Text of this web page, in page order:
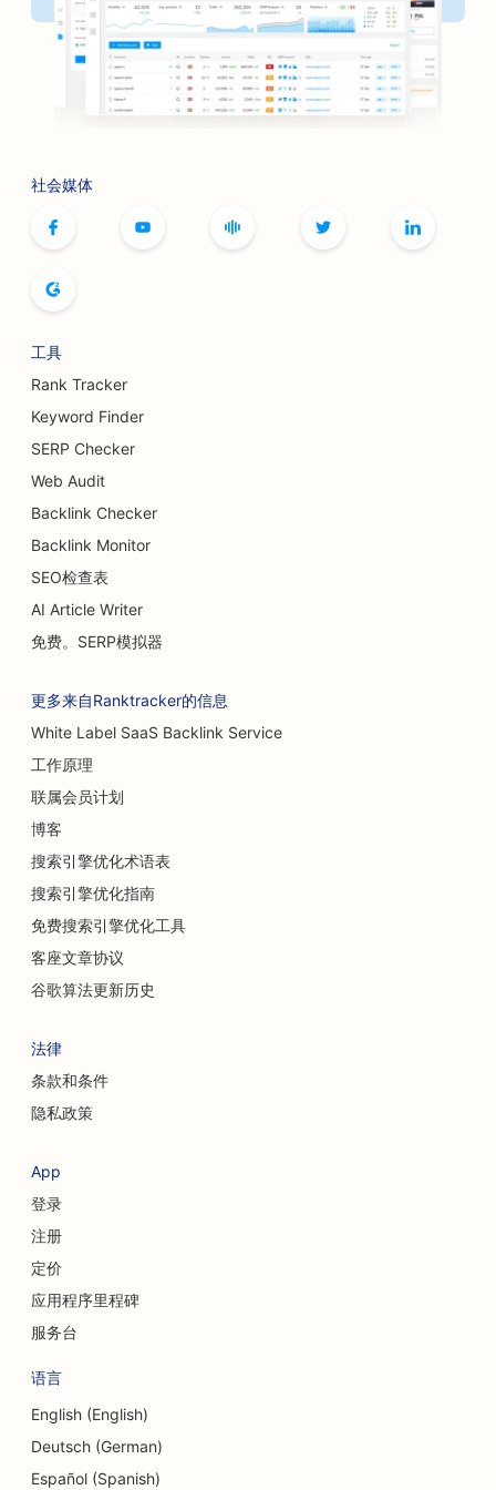
社会媒体
工具
Rank Tracker
Keyword Finder
SERP Checker
Web Audit
Backlink Checker
Backlink Monitor
SEO检查表
AI Article Writer
免费。SERP模拟器
更多来自Ranktracker的信息
White Label SaaS Backlink Service
工作原理
联属会员计划
博客
搜索引擎优化术语表
搜索引擎优化指南
免费搜索引擎优化工具
客座文章协议
谷歌算法更新历史
法律
条款和条件
隐私政策
App
登录
注册
定价
应用程序里程碑
服务台
语言
English (English)
Deutsch (German)
Español (Spanish)